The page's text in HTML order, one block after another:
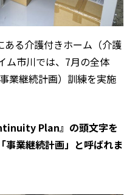
る介護付きホーム（介護
ム市川では、7月の全体
業継続計画）訓練を実施
Plan』の頭文字を
事業継続計画」と呼ばれま